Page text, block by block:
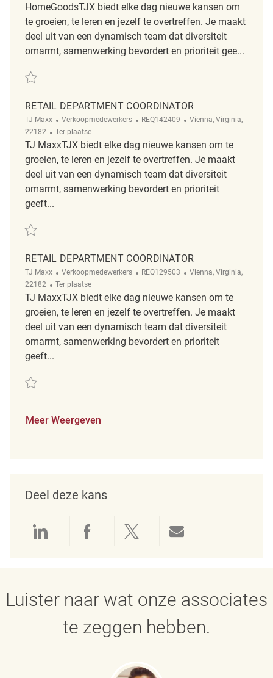
HomeGoodsTJX biedt elke dag nieuwe kansen om
te groeien, te leren en jezelf te overtreffen. Je maakt
deel uit van een dynamisch team dat diversiteit
omarmt, samenwerking bevordert en prioriteit gee...
Redden Engagement Coordinator REQ140651
RETAIL DEPARTMENT COORDINATOR
TJ Maxx Categorie
Verkoopmedewerkers ReqId
REQ142409 Plaats
Vienna, Virginia,
22182
Afgelegen
Ter plaatse
TJ MaxxTJX biedt elke dag nieuwe kansen om te
groeien, te leren en jezelf te overtreffen. Je maakt
deel uit van een dynamisch team dat diversiteit
omarmt, samenwerking bevordert en prioriteit
geeft...
Redden Retail Department Coordinator REQ142409
RETAIL DEPARTMENT COORDINATOR
TJ Maxx Categorie
Verkoopmedewerkers ReqId
REQ129503 Plaats
Vienna, Virginia,
22182
Afgelegen
Ter plaatse
TJ MaxxTJX biedt elke dag nieuwe kansen om te
groeien, te leren en jezelf te overtreffen. Je maakt
deel uit van een dynamisch team dat diversiteit
omarmt, samenwerking bevordert en prioriteit
geeft...
Redden Retail Department Coordinator REQ129503
Meer Weergeven
Deel deze kans
Delen via LinkedIn
Delen via Facebook
Delen via twitter
Luister naar wat onze associates
te zeggen hebben.